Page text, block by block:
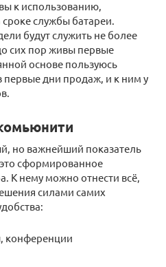
к использованию,
службы батареи.
будут служить не более
сих пор живы первые
основе пользуюсь
дни продаж, и к ним у
но важнейший показатель
сформированное
К нему можно отнести всё,
силами самих
конференции